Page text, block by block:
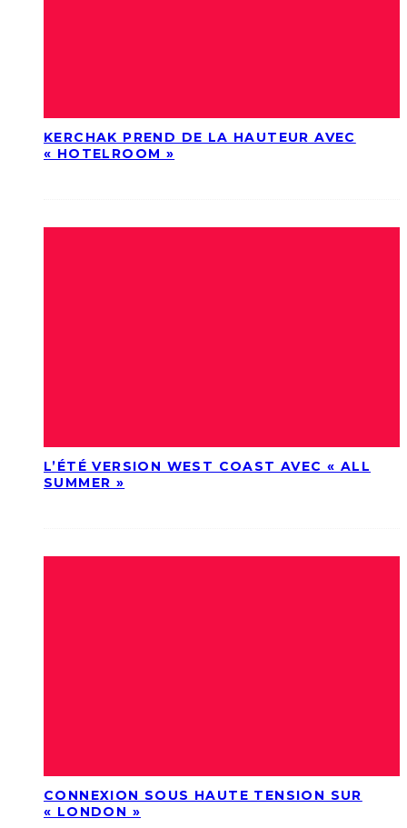
KERCHAK PREND DE LA HAUTEUR AVEC
« HOTELROOM »
L’ÉTÉ VERSION WEST COAST AVEC « ALL
SUMMER »
CONNEXION SOUS HAUTE TENSION SUR
« LONDON »